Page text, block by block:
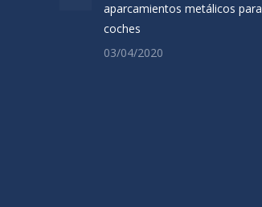
aparcamientos metálicos para
coches
03/04/2020